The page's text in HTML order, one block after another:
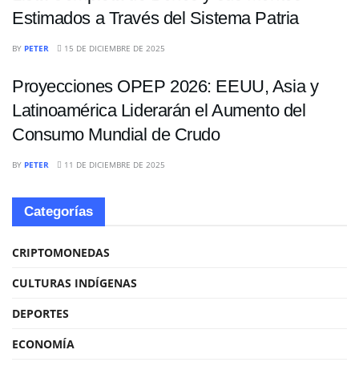
Estimados a Través del Sistema Patria
BY PETER 15 DE DICIEMBRE DE 2025
Proyecciones OPEP 2026: EEUU, Asia y
Latinoamérica Liderarán el Aumento del
Consumo Mundial de Crudo
BY PETER 11 DE DICIEMBRE DE 2025
Categorías
CRIPTOMONEDAS
CULTURAS INDÍGENAS
DEPORTES
ECONOMÍA